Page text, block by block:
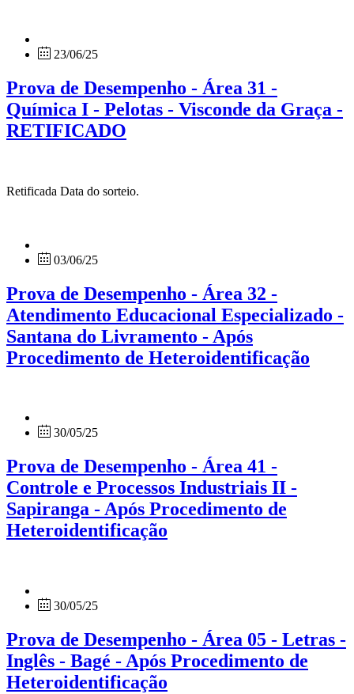
23/06/25
Prova de Desempenho - Área 31 -
Química I - Pelotas - Visconde da Graça -
RETIFICADO
Retificada Data do sorteio.
03/06/25
Prova de Desempenho - Área 32 -
Atendimento Educacional Especializado -
Santana do Livramento - Após
Procedimento de Heteroidentificação
30/05/25
Prova de Desempenho - Área 41 -
Controle e Processos Industriais II -
Sapiranga - Após Procedimento de
Heteroidentificação
30/05/25
Prova de Desempenho - Área 05 - Letras -
Inglês - Bagé - Após Procedimento de
Heteroidentificação